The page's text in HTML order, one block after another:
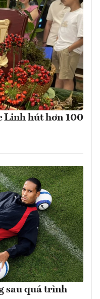
Linh hút hơn 100
sau quá trình